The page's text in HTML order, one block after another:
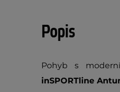
Popis
Pohyb s
inSPORTline